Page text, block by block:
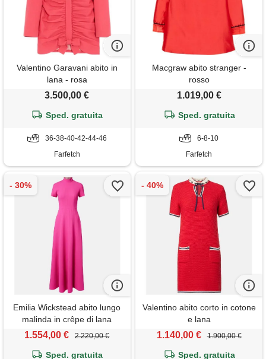
Valentino Garavani abito in
lana - rosa
3.500,00 €
Sped. gratuita
36-38-40-42-44-46
Farfetch
Macgraw abito stranger -
rosso
1.019,00 €
Sped. gratuita
6-8-10
Farfetch
Emilia Wickstead abito lungo
malinda in crêpe di lana
1.554,00 € 2.220,00 €
Sped. gratuita
Valentino abito corto in cotone
e lana
1.140,00 € 1.900,00 €
Sped. gratuita